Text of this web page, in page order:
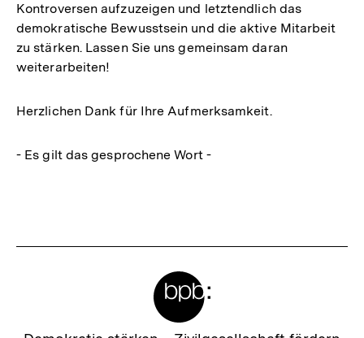
Kontroversen aufzuzeigen und letztendlich das
demokratische Bewusstsein und die aktive Mitarbeit
zu stärken. Lassen Sie uns gemeinsam daran
weiterarbeiten!
Herzlichen Dank für Ihre Aufmerksamkeit.
- Es gilt das gesprochene Wort -